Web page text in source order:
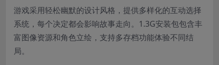
游戏采用轻松幽默的设计风格，提供多样化的互动选择
系统，每个决定都会影响故事走向。1.3G安装包包含丰
富图像资源和角色立绘，支持多存档功能体验不同结
局。